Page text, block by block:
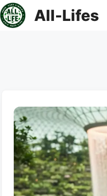
컨
텐
All-Lifes